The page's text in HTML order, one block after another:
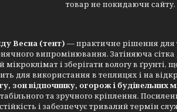
товар не покидаючи сайту.
Весна (тент) — практичне рішення для
випромінювання. Затіняюча
і зберігати вологу в ґрунті,
для використання в теплицях і на
зон відпочинку, огорож і будівельних
та зручного кріплення.
і забезпечує тривалий термін